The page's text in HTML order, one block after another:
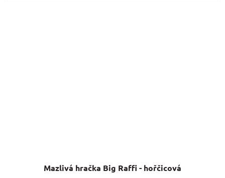
Mazlivá hračka Big Raffi - hořčicová